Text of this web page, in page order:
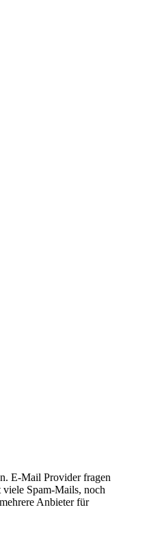
E-Mail Provider fragen
Spam-Mails, noch
Anbieter für